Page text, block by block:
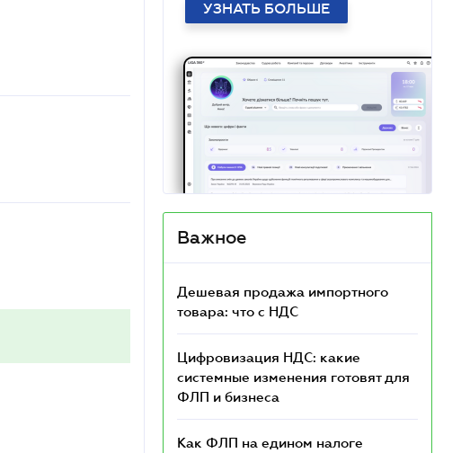
УЗНАТЬ БОЛЬШЕ
Важное
Дешевая продажа импортного
товара: что c НДС
Цифровизация НДС: какие
системные изменения готовят для
ФЛП и бизнеса
Как ФЛП на едином налоге